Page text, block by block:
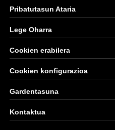
Pribatutasun Ataria
Lege Oharra
Cookien erabilera
Cookien konfigurazioa
Gardentasuna
Kontaktua